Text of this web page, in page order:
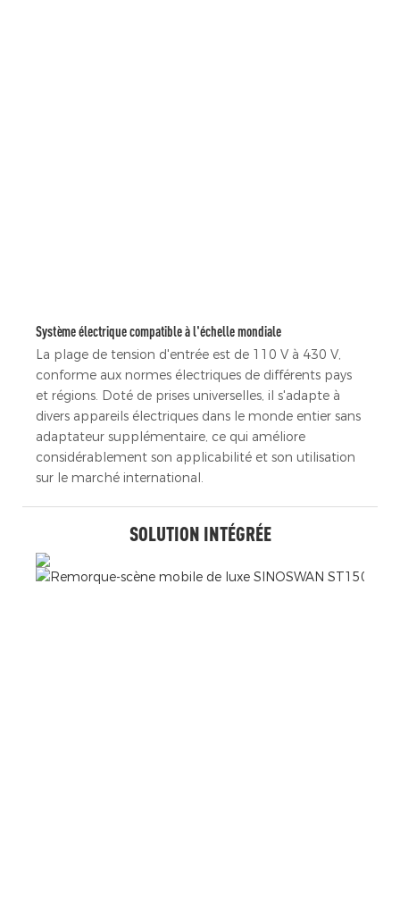
Système électrique compatible à l'échelle mondiale
La plage de tension d'entrée est de 110 V à 430 V,
conforme aux normes électriques de différents pays
et régions. Doté de prises universelles, il s'adapte à
divers appareils électriques dans le monde entier sans
adaptateur supplémentaire, ce qui améliore
considérablement son applicabilité et son utilisation
sur le marché international.
SOLUTION INTÉGRÉE